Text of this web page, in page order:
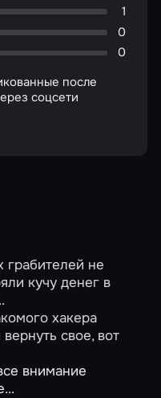
1
0
0
после
соцсети
не
кучу денег в
хакера
свое, вот
внимание